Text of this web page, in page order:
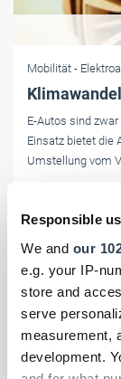
Responsible
We and our
e.g. your IP-
store and
serve
measurement,
development.
Mobilität -
E-Autos sind
Einsatz bietet die
Umstellung vom